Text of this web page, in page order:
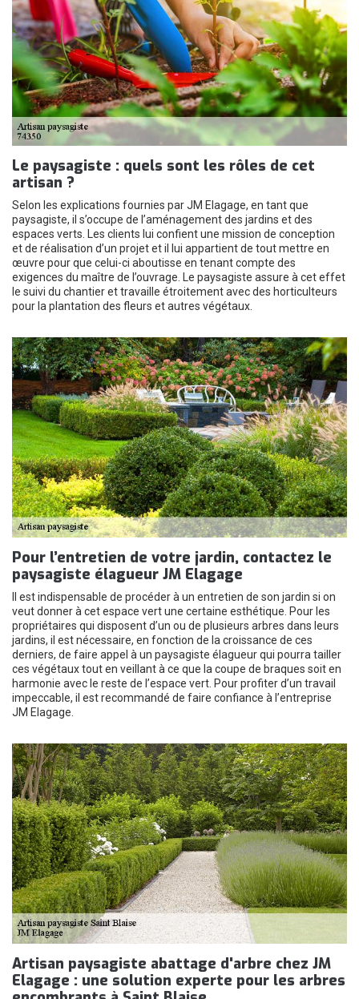
Le paysagiste : quels sont les rôles de cet
artisan ?
Selon les explications fournies par JM Elagage, en tant que
paysagiste, il s’occupe de l’aménagement des jardins et des
espaces verts. Les clients lui confient une mission de conception
et de réalisation d’un projet et il lui appartient de tout mettre en
œuvre pour que celui-ci aboutisse en tenant compte des
exigences du maître de l’ouvrage. Le paysagiste assure à cet effet
le suivi du chantier et travaille étroitement avec des horticulteurs
pour la plantation des fleurs et autres végétaux.
Pour l’entretien de votre jardin, contactez le
paysagiste élagueur JM Elagage
Il est indispensable de procéder à un entretien de son jardin si on
veut donner à cet espace vert une certaine esthétique. Pour les
propriétaires qui disposent d’un ou de plusieurs arbres dans leurs
jardins, il est nécessaire, en fonction de la croissance de ces
derniers, de faire appel à un paysagiste élagueur qui pourra tailler
ces végétaux tout en veillant à ce que la coupe de braques soit en
harmonie avec le reste de l’espace vert. Pour profiter d’un travail
impeccable, il est recommandé de faire confiance à l’entreprise
JM Elagage.
Artisan paysagiste abattage d'arbre chez JM
Elagage : une solution experte pour les arbres